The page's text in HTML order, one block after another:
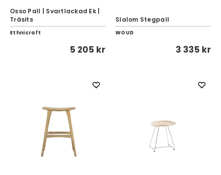
Osso Pall | Svartlackad Ek |
Träsits
Ethnicraft
5 205 kr
Slalom Stegpall
WOUD
3 335 kr